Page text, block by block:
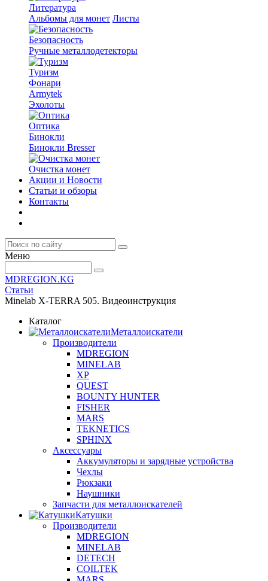
Литература
Альбомы для монет Листы
Безопасность
Ручные металлодетекторы
Туризм
Фонари
Armytek
Эхолоты
Оптика
Бинокли
Бинокли Bresser
Очистка монет
Акции и Новости
Статьи и обзоры
Контакты
Меню
MDREGION.KG
Статьи
Minelab X-TERRA 505. Видеоинструкция
Каталог
Металлоискатели
Производители
MDREGION
MINELAB
XP
QUEST
BOUNTY HUNTER
FISHER
MARS
TEKNETICS
SPHINX
Аксессуары
Аккумуляторы и зарядные устройства
Чехлы
Рюкзаки
Наушники
Запчасти для металлоискателей
Катушки
Производители
MDREGION
MINELAB
DETECH
COILTEK